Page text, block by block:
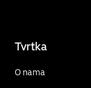
Tvrtka
O nama